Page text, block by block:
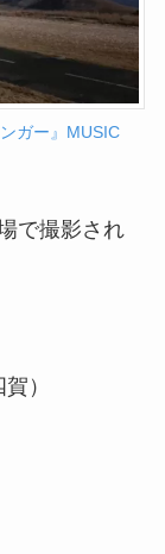
ガー』MUSIC
で撮影され
）